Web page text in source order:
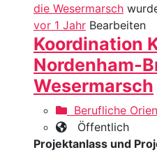
die Wesermarsch
vor 1 Jahr Bearbeiten
Koordination
Nordenham-
Wesermarsch
Berufliche
Öffentlich
Projektanlass und